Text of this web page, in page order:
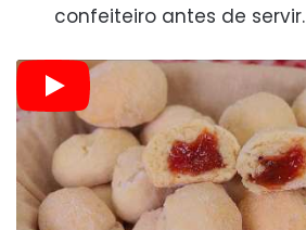
confeiteiro antes de servir.